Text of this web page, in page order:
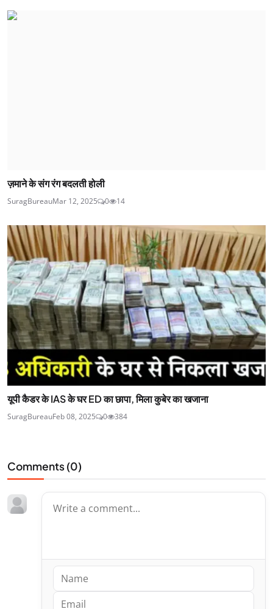
ज़माने के संग रंग बदलती होली
SuragBureauMar 12, 2025 0 14
यूपी कैडर के IAS के घर ED का छापा, मिला कुबेर का खजाना
SuragBureauFeb 08, 2025 0 384
Comments (0)